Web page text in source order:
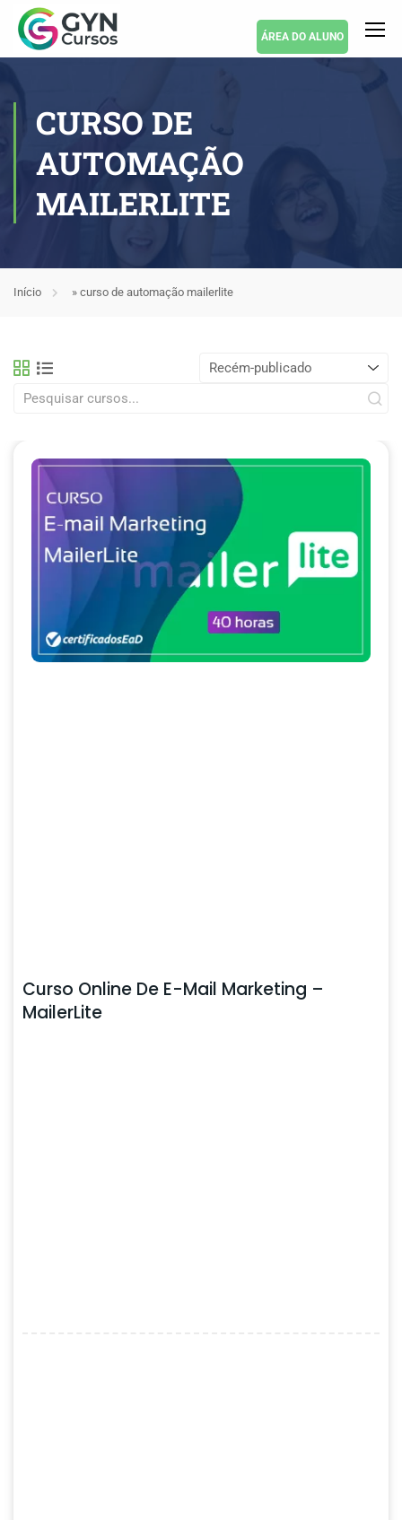
ÁREA DO ALUNO
CURSO DE
AUTOMAÇÃO
MAILERLITE
Início » curso de automação mailerlite
Curso Online De E-Mail Marketing –
MailerLite